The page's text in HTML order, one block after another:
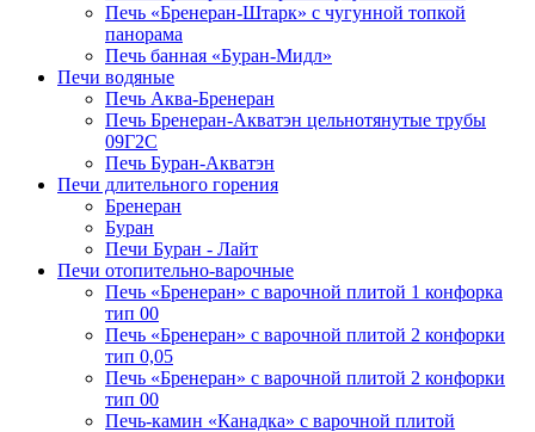
Печь «Бренеран-Штарк» с чугунной топкой
панорама
Печь банная «Буран-Мидл»
Печи водяные
Печь Аква-Бренеран
Печь Бренеран-Акватэн цельнотянутые трубы
09Г2С
Печь Буран-Акватэн
Печи длительного горения
Бренеран
Буран
Печи Буран - Лайт
Печи отопительно-варочные
Печь «Бренеран» с варочной плитой 1 конфорка
тип 00
Печь «Бренеран» с варочной плитой 2 конфорки
тип 0,05
Печь «Бренеран» с варочной плитой 2 конфорки
тип 00
Печь-камин «Канадка» с варочной плитой